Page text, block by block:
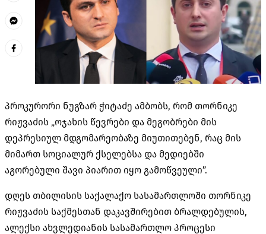
პროკურორი ნუგზარ ჭიტაძე ამბობს, რომ თორნიკე
რიჟვაძის „ოჯახის წევრები და მეგობრები მის
დეპრესიულ მდგომარეობაზე მიუთითებენ, რაც მის
მიმართ სოციალურ ქსელებსა და მედიებში
აგორებული შავი პიარით იყო გამოწვეული”.
დღეს თბილისის საქალაქო სასამართლოში თორნიკე
რიჟვაძის საქმესთან დაკავშირებით ბრალდებულის,
ალექსი ახვლედიანის სასამართლო პროცესი